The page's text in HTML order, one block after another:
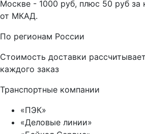
Москве - 1000 руб, плюс 50 руб
от МКАД.
По регионам России
Стоимость доставки
каждого заказ
Транспортные компании
«ПЭК»
«Деловые линии»